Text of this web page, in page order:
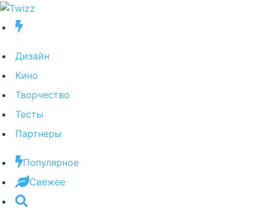
Дизайн
Кино
Творчество
Тесты
Партнеры
Популярное
Свежее